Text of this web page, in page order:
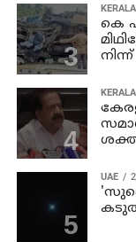
KERALA
കെ
KERALA
UAE